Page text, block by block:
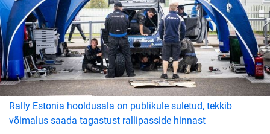
Rally Estonia hooldusala on publikule suletud, tekkib
võimalus saada tagastust rallipasside hinnast